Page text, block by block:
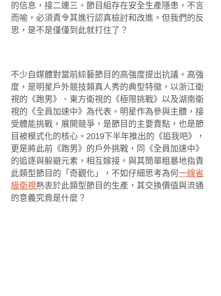
的信息，接二連三。節目組存在安全生產隱患，不言
而喻，必須責令其進行認真檢討和改進。但我們的反
思，是不是僅僅到此就打住了？
不少自媒體對當前綜藝節目的高強度提出抗議。高強
度，是明星戶外競技類真人秀的典型特徵，以浙江衛
視的《跑男》、東方衛視的《極限挑戰》以及湖南衛
視的《全員加速中》為代表。明星作為參與主體，接
受體能挑戰，展開競爭，是節目的主要賣點，也是節
目被模式化的核心。2019下半年推出的《追我吧》，
更是將此前《跑男》的戶外挑戰，同《全員加速中》
的追逐與躲避元素，相互嫁接。與其簡單粗暴地指責
此類型節目的「奇觀化」，不如仔細思考為何一線省
級衛視熱衷於此類型節目的生產，其交換價值與流通
的意義究竟是什麼？